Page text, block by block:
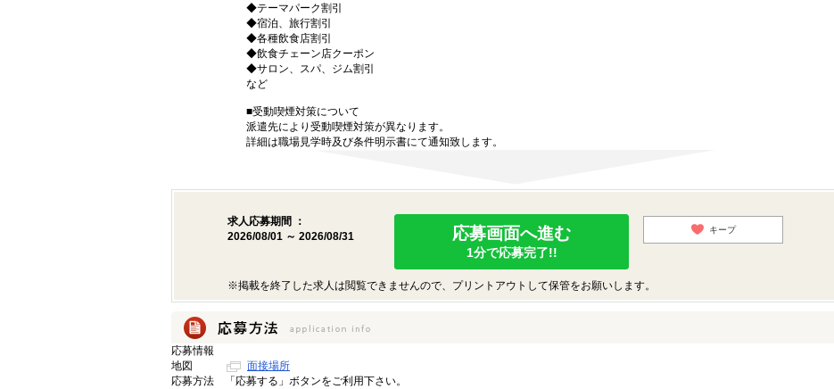
◆テーマパーク割引
◆宿泊、旅行割引
◆各種飲食店割引
◆飲食チェーン店クーポン
◆サロン、スパ、ジム割引
など
■受動喫煙対策について
派遣先により受動喫煙対策が異なります。
詳細は職場見学時及び条件明示書にて通知致します。
求人応募期間 ：
2026/08/01 ～ 2026/08/31
応募画面へ進む
1分で応募完了!!
キープ
※掲載を終了した求人は閲覧できませんので、プリントアウトして保管をお願いします。
応募情報
地図
面接場所
応募方法
「応募する」ボタンをご利用下さい。